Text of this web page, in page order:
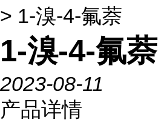
> 1-溴-4-氟萘
1-溴-4-氟萘
2023-08-11
产品详情